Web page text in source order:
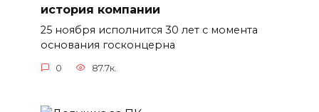
история компании
25 ноября исполнится 30 лет с момента
основания госконцерна
0 87.7к.